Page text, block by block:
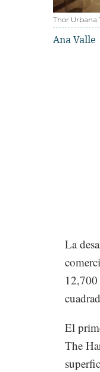
Thor Urbana
Ana Valle
La
El
The